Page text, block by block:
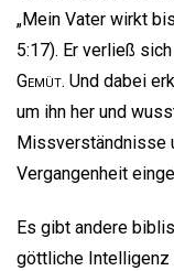
„Mein Vater wirkt
5:17). Er verließ
Gemüt. Und dabei
um ihn her und
Missverständnisse
Vergangenheit
Es gibt andere
göttliche Intelligenz